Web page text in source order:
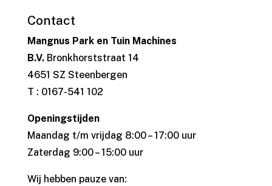
Contact
Mangnus Park en Tuin Machines
B.V.Bronkhorststraat 14
4651 SZ Steenbergen
T : 0167-541 102
Openingstijden
Maandag t/m vrijdag 8:00 – 17:00 uur
Zaterdag 9:00 – 15:00 uur
Wij hebben pauze van: